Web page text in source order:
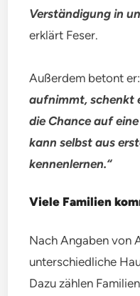
Verständigung in
erklärt Feser.
Außerdem betont
aufnimmt, schenkt
die Chance auf
kann selbst aus
kennenlernen.“
Viele Familien
Nach Angaben von
unterschiedliche
Dazu zählen